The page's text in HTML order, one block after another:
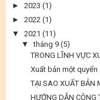
► 2023 (1)
► 2022 (1)
▼
2021 (11)
▼
tháng 9 (5)
TRONG LĨNH VỰC
Xuất bản một quyển
TẠI SAO XUẤT BẢN
HƯỚNG DẪN CÔNG